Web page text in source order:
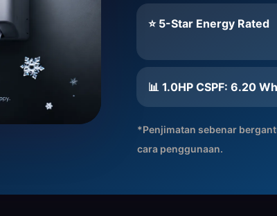
⭐ 5-Star Energy Rated
📊 1.0HP CSPF: 6.20
*Penjimatan sebenar
cara penggunaan.